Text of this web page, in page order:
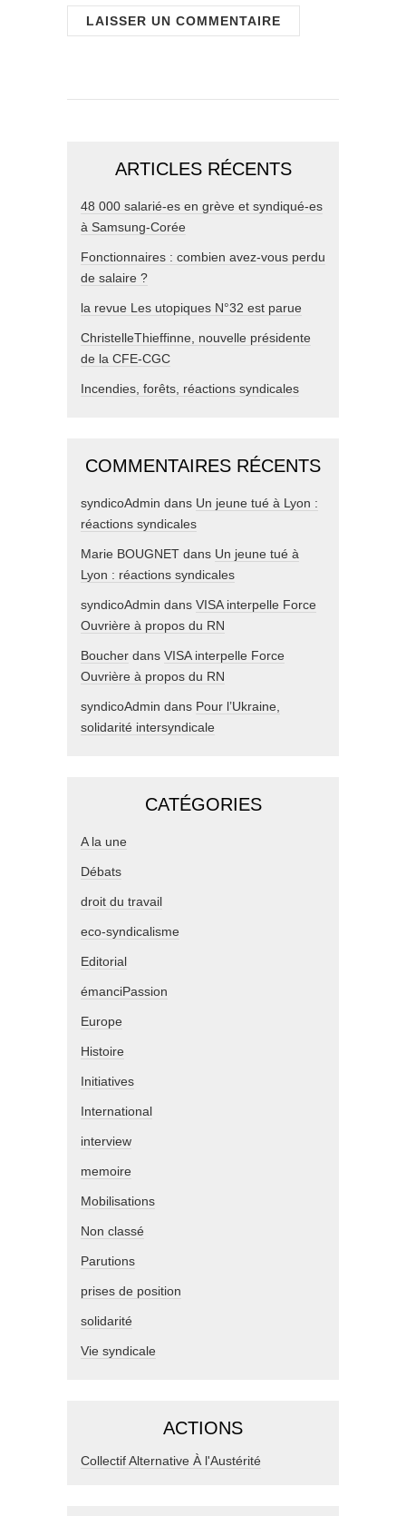
ARTICLES RÉCENTS
48 000 salarié-es en grève et syndiqué-es
à Samsung-Corée
Fonctionnaires : combien avez-vous perdu
de salaire ?
la revue Les utopiques N°32 est parue
ChristelleThieffinne, nouvelle présidente
de la CFE-CGC
Incendies, forêts, réactions syndicales
COMMENTAIRES RÉCENTS
syndicoAdmin dans Un jeune tué à Lyon :
réactions syndicales
Marie BOUGNET dans Un jeune tué à
Lyon : réactions syndicales
syndicoAdmin dans VISA interpelle Force
Ouvrière à propos du RN
Boucher dans VISA interpelle Force
Ouvrière à propos du RN
syndicoAdmin dans Pour l’Ukraine,
solidarité intersyndicale
CATÉGORIES
A la une
Débats
droit du travail
eco-syndicalisme
Editorial
émanciPassion
Europe
Histoire
Initiatives
International
interview
memoire
Mobilisations
Non classé
Parutions
prises de position
solidarité
Vie syndicale
ACTIONS
Collectif Alternative À l'Austérité